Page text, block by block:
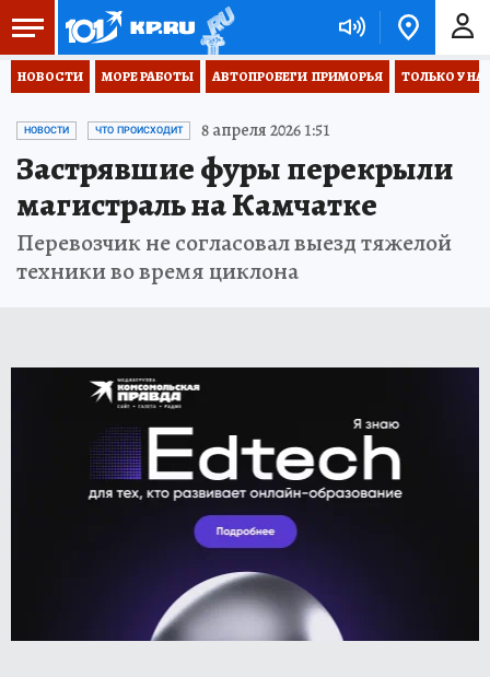
НОВОСТИ МОРЕ РАБОТЫ АВТОПРОБЕГИ  ПРИМОРЬЯ ТОЛЬКО У
НОВОСТИ ЧТО ПРОИСХОДИТ 8 апреля 2026 1:51
Застрявшие фуры перекрыли
магистраль на Камчатке
Перевозчик не согласовал выезд тяжелой
техники во время циклона